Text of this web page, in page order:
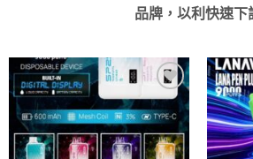
品牌，以利快速下
Add to
wishlist